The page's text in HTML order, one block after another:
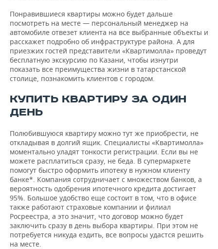
Понравившиеся квартиры можно будет дальше
посмотреть на месте — персональный менеджер на
автомобиле отвезет клиента на все выбранные объекты и
расскажет подробно об инфраструктуре района. А для
приезжих гостей представители «Квартимолла» проведут
бесплатную экскурсию по Казани, чтобы изнутри
показать все преимущества жизни в татарстанской
столице, познакомить клиентов с городом.
КУПИТЬ КВАРТИРУ ЗА ОДИН
ДЕНЬ
Полюбившуюся квартиру можно тут же приобрести, не
откладывая в долгий ящик. Специалисты «Квартимолла»
моментально уладят тонкости регистрации. Если вы не
можете расплатиться сразу, не беда. В супермаркете
помогут быстро оформить ипотеку в нужном клиенту
банке*. Компания сотрудничает с множеством банков, а
вероятность одобрения ипотечного кредита достигает
95%. Большое удобство еще состоит в том, что в офисе
также работают страховые компании и филиал
Росреестра, а это значит, что договор можно будет
заключить сразу в день выбора квартиры. При этом не
потребуется никуда ездить, все вопросы удастся решить
на месте.